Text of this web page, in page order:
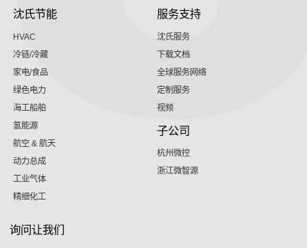
沈氏节能
HVAC
冷链/冷藏
家电/食品
绿色电力
海工船舶
氢能源
航空 & 航天
动力总成
工业气体
精细化工
服务支持
沈氏服务
下载文档
全球服务网络
定制服务
视频
子公司
杭州微控
浙江微智源
询问让我们